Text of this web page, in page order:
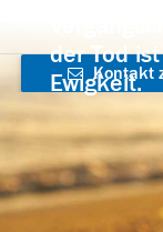
der Tod
Ewigkeit.
Kontakt